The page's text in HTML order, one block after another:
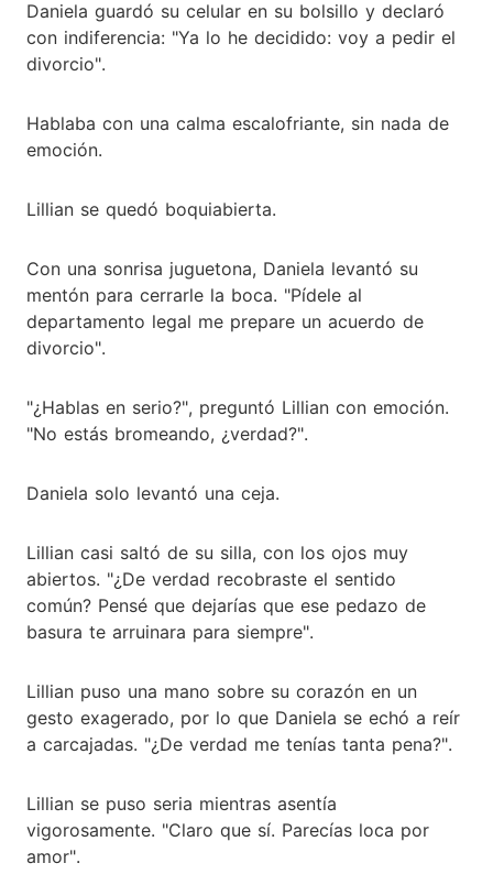
Daniela guardó su celular en su bolsillo y declaró
con indiferencia: "Ya lo he decidido: voy a pedir el
divorcio".
Hablaba con una calma escalofriante, sin nada de
emoción.
Lillian se quedó boquiabierta.
Con una sonrisa juguetona, Daniela levantó su
mentón para cerrarle la boca. "Pídele al
departamento legal me prepare un acuerdo de
divorcio".
"¿Hablas en serio?", preguntó Lillian con emoción.
"No estás bromeando, ¿verdad?".
Daniela solo levantó una ceja.
Lillian casi saltó de su silla, con los ojos muy
abiertos. "¿De verdad recobraste el sentido
común? Pensé que dejarías que ese pedazo de
basura te arruinara para siempre".
Lillian puso una mano sobre su corazón en un
gesto exagerado, por lo que Daniela se echó a reír
a carcajadas. "¿De verdad me tenías tanta pena?".
Lillian se puso seria mientras asentía
vigorosamente. "Claro que sí. Parecías loca por
amor".